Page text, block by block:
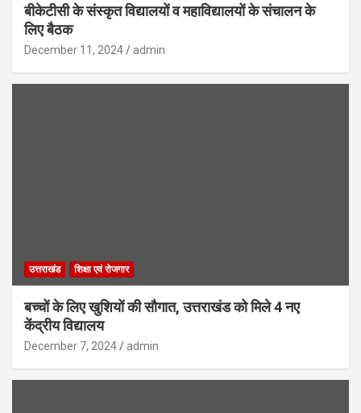
बीकेटीसी के संस्कृत विद्यालयों व महाविद्यालयों के संचालन के
लिए बैठक
December 11, 2024 admin
उत्तराखंड शिक्षा एवं रोजगार
बच्चों के लिए खुशियों की सौगात, उत्तराखंड को मिले 4 नए
केंद्रीय विद्यालय
December 7, 2024 admin